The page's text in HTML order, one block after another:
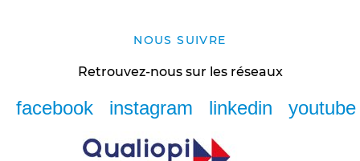
NOUS SUIVRE
Retrouvez-nous sur les réseaux
facebook instagram linkedin youtube